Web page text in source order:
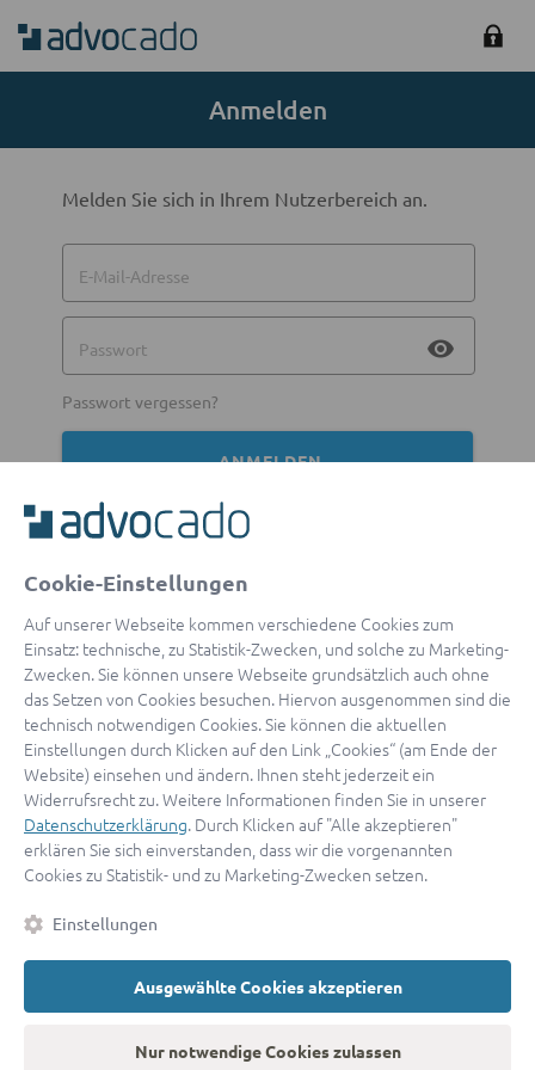
Anmelden
Melden Sie sich in Ihrem Nutzerbereich an.
E-Mail-Adresse
Passwort visibility
Passwort vergessen?
ANMELDEN
Mit Apple anmelden
Sign in with Google
By continuing, you are indicating that you accept ourTerms of
ServiceandPrivacy Policy.
Sie haben noch keinen Zugang?Hier registrieren
oder als Anwalt registrieren.
© 2026 advocado
Cookie-Einstellungen
Auf unserer Webseite kommen verschiedene Cookies zum
Einsatz: technische, zu Statistik-Zwecken, und solche zu Marketing-
Zwecken. Sie können unsere Webseite grundsätzlich auch ohne
das Setzen von Cookies besuchen. Hiervon ausgenommen sind die
technisch notwendigen Cookies. Sie können die aktuellen
Einstellungen durch Klicken auf den Link „Cookies“ (am Ende der
Website) einsehen und ändern. Ihnen steht jederzeit ein
Widerrufsrecht zu. Weitere Informationen finden Sie in unserer
Datenschutzerklärung. Durch Klicken auf "Alle akzeptieren"
erklären Sie sich einverstanden, dass wir die vorgenannten
Cookies zu Statistik- und zu Marketing-Zwecken setzen.
Einstellungen
Ausgewählte Cookies akzeptieren
Nur notwendige Cookies zulassen